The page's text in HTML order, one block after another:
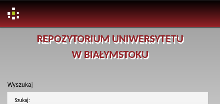
REPOZYTORIUM UNIWERSYTETU
W BIAŁYMSTOKU
Wyszukaj
Szukaj: